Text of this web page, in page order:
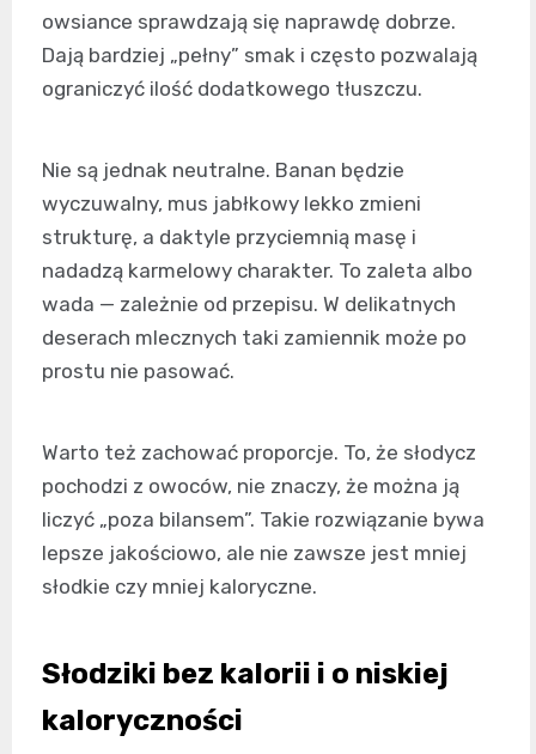
owsiance sprawdzają się naprawdę dobrze.
Dają bardziej „pełny” smak i często pozwalają
ograniczyć ilość dodatkowego tłuszczu.
Nie są jednak neutralne. Banan będzie
wyczuwalny, mus jabłkowy lekko zmieni
strukturę, a daktyle przyciemnią masę i
nadadzą karmelowy charakter. To zaleta albo
wada — zależnie od przepisu. W delikatnych
deserach mlecznych taki zamiennik może po
prostu nie pasować.
Warto też zachować proporcje. To, że słodycz
pochodzi z owoców, nie znaczy, że można ją
liczyć „poza bilansem”. Takie rozwiązanie bywa
lepsze jakościowo, ale nie zawsze jest mniej
słodkie czy mniej kaloryczne.
Słodziki bez kalorii i o niskiej
kaloryczności